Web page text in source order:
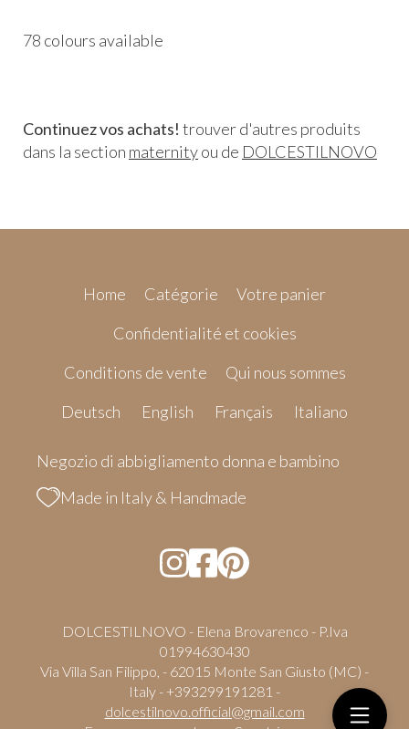
78 colours available
Continuez vos achats! trouver d'autres produits
dans la section maternityou de DOLCESTILNOVO
Home Catégorie
Votre panier
Confidentialité et cookies
Conditions de vente
Qui nous sommes
Deutsch
English Français Italiano
Negozio di abbigliamento donna e bambino
Made in Italy & Handmade
DOLCESTILNOVO - Elena Brovarenco - P.Iva
01994630430
Via Villa San Filippo, - 62015 Monte San Giusto (MC) -
Italy - +393299191281 -
dolcestilnovo.official@gmail.com